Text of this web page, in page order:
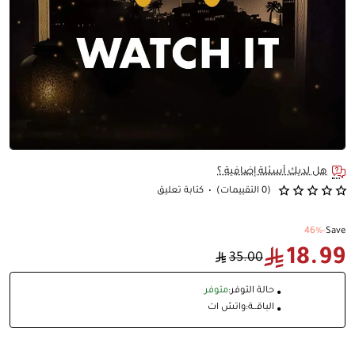
هل لديك أسئلة إضافية ؟
(0 التقييمات) • كتابة تعليق
Save
-46%
18.99
35.00
حالة التوفر:متوفر
الباقــة:واتش ات